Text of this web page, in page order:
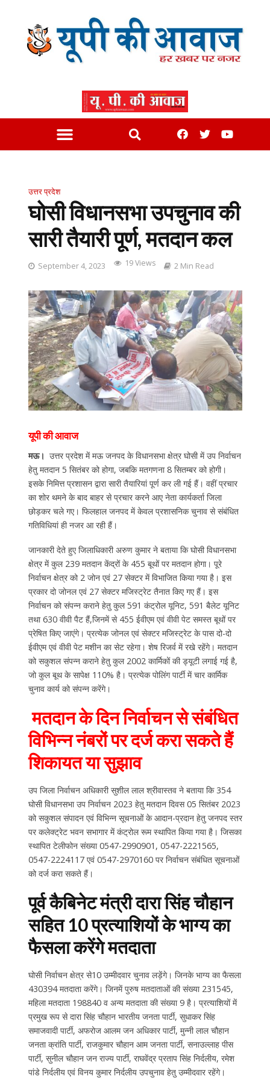
उत्तर प्रदेश
घोसी विधानसभा उपचुनाव की
सारी तैयारी पूर्ण, मतदान कल
September 4, 2023 19 Views 2 Min Read
यूपी की आवाज
मऊ। उत्तर प्रदेश में मऊ जनपद के विधानसभा क्षेत्र घोसी में उप निर्वाचन
हेतु मतदान 5 सितंबर को होगा, जबकि मतगणना 8 सितम्बर को होगी।
इसके निमित्त प्रशासन द्वारा सारी तैयारियां पूर्ण कर ली गई हैं। वहीं प्रचार
का शोर थमने के बाद बाहर से प्रचार करने आए नेता कार्यकर्ता जिला
छोड़कर चले गए। फिलहाल जनपद में केवल प्रशासनिक चुनाव से संबंधित
गतिविधियां ही नजर आ रही हैं।
जानकारी देते हुए जिलाधिकारी अरुण कुमार ने बताया कि घोसी विधानसभा
क्षेत्र में कुल 239 मतदान केंद्रों के 455 बूथों पर मतदान होगा। पूरे
निर्वाचन क्षेत्र को 2 जोन एवं 27 सेक्टर में विभाजित किया गया है। इस
प्रकार दो जोनल एवं 27 सेक्टर मजिस्ट्रेट तैनात किए गए हैं। इस
निर्वाचन को संपन्न कराने हेतु कुल 591 कंट्रोल यूनिट, 591 बैलेट यूनिट
तथा 630 वीवी पैट हैं,जिनमें से 455 ईवीएम एवं वीवी पेट समस्त बूथों पर
प्रेषित किए जाएंगे। प्रत्येक जोनल एवं सेक्टर मजिस्ट्रेट के पास दो-दो
ईवीएम एवं वीवी पेट मशीन का सेट रहेगा। शेष रिजर्व में रखे रहेंगे। मतदान
को सकुशल संपन्न कराने हेतु कुल 2002 कार्मिकों की ड्यूटी लगाई गई है,
जो कुल बूथ के सापेक्ष 110% है। प्रत्येक पोलिंग पार्टी में चार कार्मिक
चुनाव कार्य को संपन्न करेंगे।
मतदान के दिन निर्वाचन से संबंधित
विभिन्न नंबरों पर दर्ज करा सकते हैं
शिकायत या सुझाव
उप जिला निर्वाचन अधिकारी सुशील लाल श्रीवास्तव ने बताया कि 354
घोसी विधानसभा उप निर्वाचन 2023 हेतु मतदान दिवस 05 सितंबर 2023
को सकुशल संपादन एवं विभिन्न सूचनाओं के आदान-प्रदान हेतु जनपद स्तर
पर कलेक्ट्रेट भवन सभागार में कंट्रोल रूम स्थापित किया गया है। जिसका
स्थापित टेलीफोन संख्या 0547-2990901, 0547-2221565,
0547-2224117 एवं 0547-2970160 पर निर्वाचन संबंधित सूचनाओं
को दर्ज करा सकते हैं।
पूर्व कैबिनेट मंत्री दारा सिंह चौहान
सहित 10 प्रत्याशियों के भाग्य का
फैसला करेंगे मतदाता
घोसी निर्वाचन क्षेत्र से10 उम्मीदवार चुनाव लड़ेंगे। जिनके भाग्य का फैसला
430394 मतदाता करेंगे। जिनमें पुरुष मतदाताओं की संख्या 231545,
महिला मतदाता 198840 व अन्य मतदाता की संख्या 9 है। प्रत्याशियों में
प्रमुख रूप से दारा सिंह चौहान भारतीय जनता पार्टी, सुधाकर सिंह
समाजवादी पार्टी, अफरोज आलम जन अधिकार पार्टी, मुन्नी लाल चौहान
जनता क्रांति पार्टी, राजकुमार चौहान आम जनता पार्टी, सनाउल्लाह पीस
पार्टी, सुनील चौहान जन राज्य पार्टी, राघवेंद्र प्रताप सिंह निर्दलीय, रमेश
पांडे निर्दलीय एवं विनय कुमार निर्दलीय उपचुनाव हेतु उम्मीदवार रहेंगे।